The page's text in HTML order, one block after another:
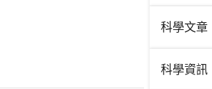
科學文章
科學資訊